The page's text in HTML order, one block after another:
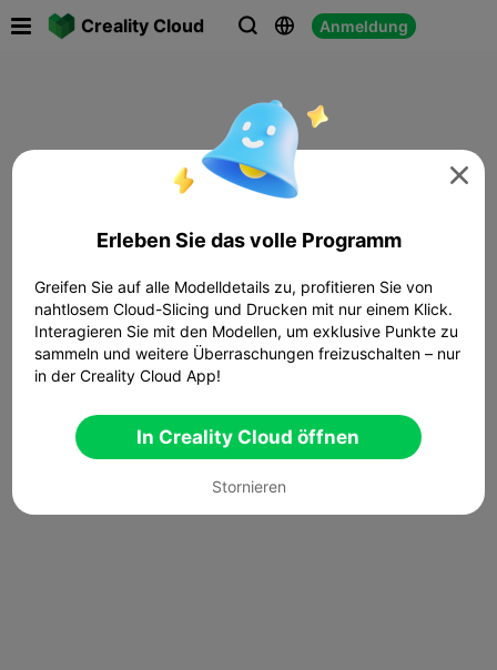
Creality Cloud   Anmeldung

Erleben Sie das volle Programm
Greifen Sie auf alle Modelldetails zu, profitieren Sie von
nahtlosem Cloud-Slicing und Drucken mit nur einem Klick.
Interagieren Sie mit den Modellen, um exklusive Punkte zu
sammeln und weitere Überraschungen freizuschalten – nur
in der Creality Cloud App!
In Creality Cloud öffnen
Stornieren